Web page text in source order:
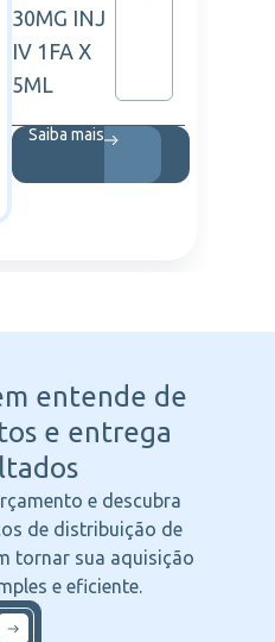
30MG INJ
IV 1FA X
5ML
Saiba mais
entende de
e entrega
e descubra
de distribuição de
tornar sua aquisição
e eficiente.